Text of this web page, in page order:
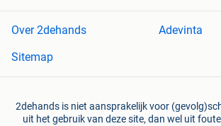
Over 2dehands
Adevinta
Sitemap
2dehands is niet aansprakelijk voor
uit het gebruik van deze site, dan wel uit